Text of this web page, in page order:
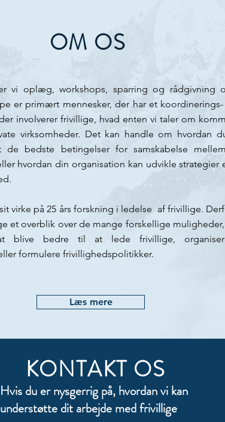
OM OS
vi oplæg, workshops, sparring og rådgivning
er primært mennesker, der har et
involverer frivillige, hvad enten vi taler om
virksomheder. Det kan handle om hvordan
de bedste betingelser for samskabelse
hvordan din organisation kan udvikle strategier
virke på 25 års forskning i ledelse af frivillige.
et overblik over de mange forskellige
blive bedre til at lede frivillige,
formulere frivillighedspolitikker.
Læs mere
KONTAKT OS
Hvis du er nysgerrig på, hvordan vi kan
understøtte dit arbejde med frivillige